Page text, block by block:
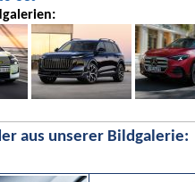
aus unserer Bildgalerie: